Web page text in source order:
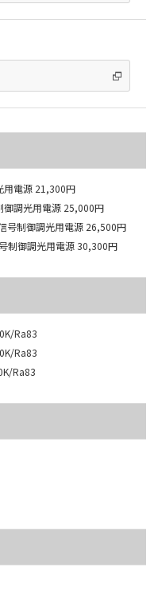
用電源 21,300円
御調光用電源 25,000円
号制御調光用電源 26,500円
制御調光用電源30,300円
Ra83
Ra83
Ra83